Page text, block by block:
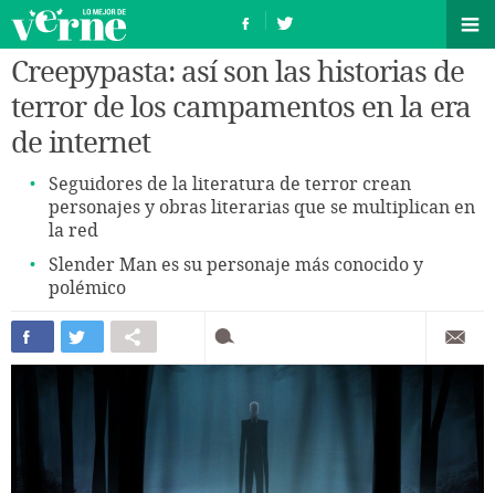
Creepypasta: así son las historias de
terror de los campamentos en la era
de internet
Seguidores de la literatura de terror crean
personajes y obras literarias que se multiplican en
la red
Slender Man es su personaje más conocido y
polémico